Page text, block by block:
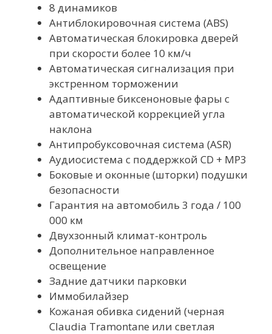
8 динамиков
Aнтиблокировочная система (ABS)
Автоматическая блокировка дверей
при скорости более 10 км/ч
Автоматическая сигнализация при
экстренном торможении
Адаптивные биксеноновые фары с
автоматической коррекцией угла
наклона
Антипробуксовочная система (ASR)
Аудиосистема с поддержкой CD + MP3
Боковые и оконные (шторки) подушки
безопасности
Гарантия на автомобиль 3 года / 100
000 км
Двухзонный климат-контроль
Дополнительное направленное
освещение
Задние датчики парковки
Иммобилайзер
Кожаная обивка сидений (черная
Claudia Tramontane или светлая